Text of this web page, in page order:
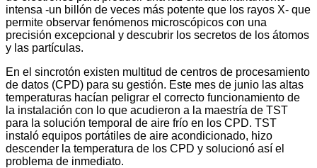
intensa -un billón de veces más potente que los rayos X- que
permite observar fenómenos microscópicos con una
precisión excepcional y descubrir los secretos de los átomos
y las partículas.
En el sincrotón existen multitud de centros de procesamiento
de datos (CPD) para su gestión. Este mes de junio las altas
temperaturas hacían peligrar el correcto funcionamiento de
la instalación con lo que acudieron a la maestría de TST
para la solución temporal de aire frío en los CPD. TST
instaló equipos portátiles de aire acondicionado, hizo
descender la temperatura de los CPD y solucionó así el
problema de inmediato.